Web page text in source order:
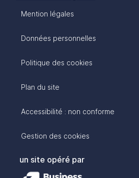
Mention légales
Données personnelles
Politique des cookies
Plan du site
Accessibilité : non conforme
Gestion des cookies
un site opéré par